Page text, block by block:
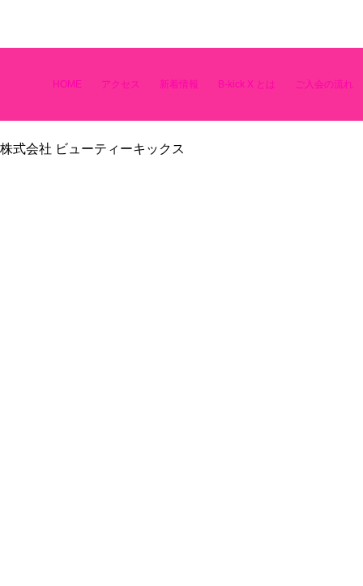
HOME アクセス 新着情報 B-kick X とは ご入会の流れ
株式会社 ビューティーキックス